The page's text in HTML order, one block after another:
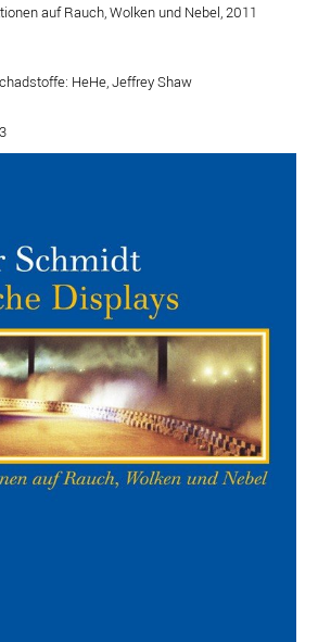
auf Rauch, Wolken und Nebel, 2011
HeHe, Jeffrey Shaw